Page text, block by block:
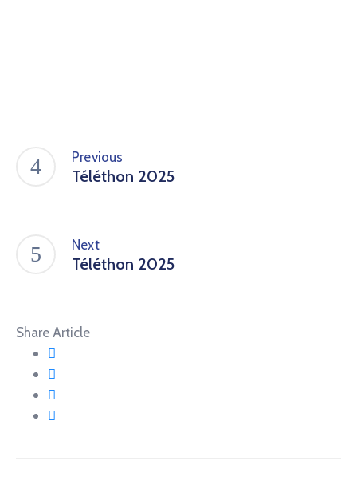
Previous
Téléthon 2025
Next
Téléthon 2025
Share Article